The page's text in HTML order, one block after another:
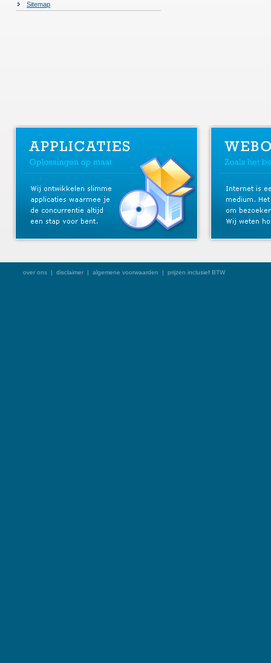
Sitemap
over ons | disclaimer | algemene voorwaarden | prijzen inclusief BTW